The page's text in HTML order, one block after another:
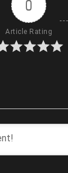
0
Article Rating